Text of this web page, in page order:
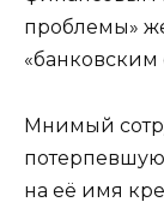
проблемы»
«банковским
Мнимый
на её имя